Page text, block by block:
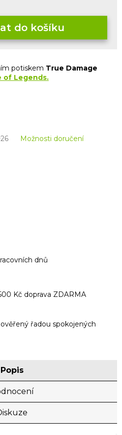
Možnosti doručení
do košíku
potiskem True Damage
of Legends.
dnů
Kč doprava ZDARMA
řadou spokojených
Popis